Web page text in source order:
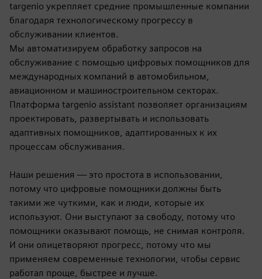
targenio укрепляет средние промышленные компании
благодаря технологическому прогрессу в
обслуживании клиентов.
Мы автоматизируем обработку запросов на
обслуживание с помощью цифровых помощников для
международных компаний в автомобильном,
авиационном и машиностроительном секторах.
Платформа targenio assistant позволяет организациям
проектировать, развертывать и использовать
адаптивных помощников, адаптированных к их
процессам обслуживания.
Наши решения — это простота в использовании,
потому что цифровые помощники должны быть
такими же чуткими, как и люди, которые их
используют. Они выступают за свободу, потому что
помощники оказывают помощь, не снимая контроля.
И они олицетворяют прогресс, потому что мы
применяем современные технологии, чтобы сервис
работал проще, быстрее и лучше.